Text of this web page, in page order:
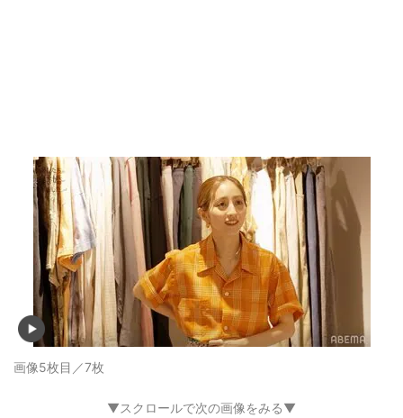
画像5枚目／7枚
▼スクロールで次の画像をみる▼